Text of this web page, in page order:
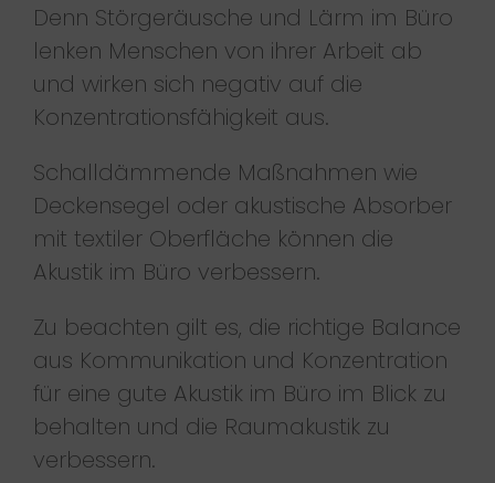
Denn Störgeräusche und Lärm im Büro
lenken Menschen von ihrer Arbeit ab
und wirken sich negativ auf die
Konzentrationsfähigkeit aus.
Schalldämmende Maßnahmen wie
Deckensegel oder akustische Absorber
mit textiler Oberfläche können die
Akustik im Büro verbessern.
Zu beachten gilt es, die richtige Balance
aus Kommunikation und Konzentration
für eine gute Akustik im Büro im Blick zu
behalten und die Raumakustik zu
verbessern.